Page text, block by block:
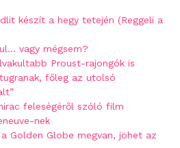
készít a hegy tetején (Reggeli a
vagy mégsem?
Proust-rajongók is
főleg az utolsó
feleségéről szóló film
nek
Golden Globe megvan, jöhet az